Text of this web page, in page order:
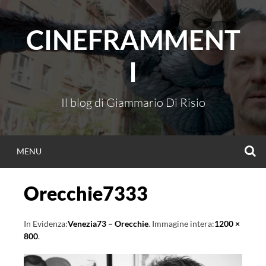
Vai
contenutoCINEFRAMMENT
I
Il blog di Giammario Di Risio
MENU
Orecchie7333
In Evidenza:Venezia73 – Orecchie. Immagine intera:1200 ×
800.